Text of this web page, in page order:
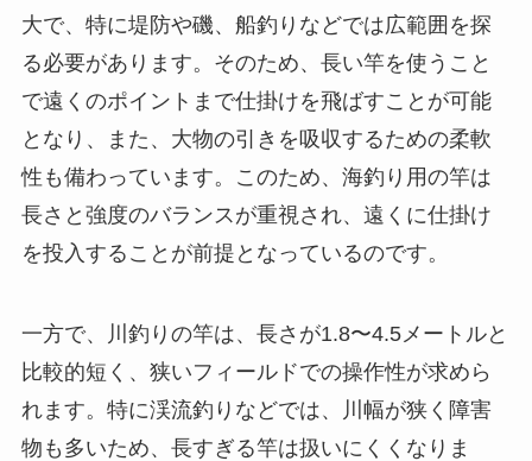
大で、特に堤防や磯、船釣りなどでは広範囲を探
る必要があります。そのため、長い竿を使うこと
で遠くのポイントまで仕掛けを飛ばすことが可能
となり、また、大物の引きを吸収するための柔軟
性も備わっています。このため、海釣り用の竿は
長さと強度のバランスが重視され、遠くに仕掛け
を投入することが前提となっているのです。
一方で、川釣りの竿は、長さが1.8〜4.5メートルと
比較的短く、狭いフィールドでの操作性が求めら
れます。特に渓流釣りなどでは、川幅が狭く障害
物も多いため、長すぎる竿は扱いにくくなりま